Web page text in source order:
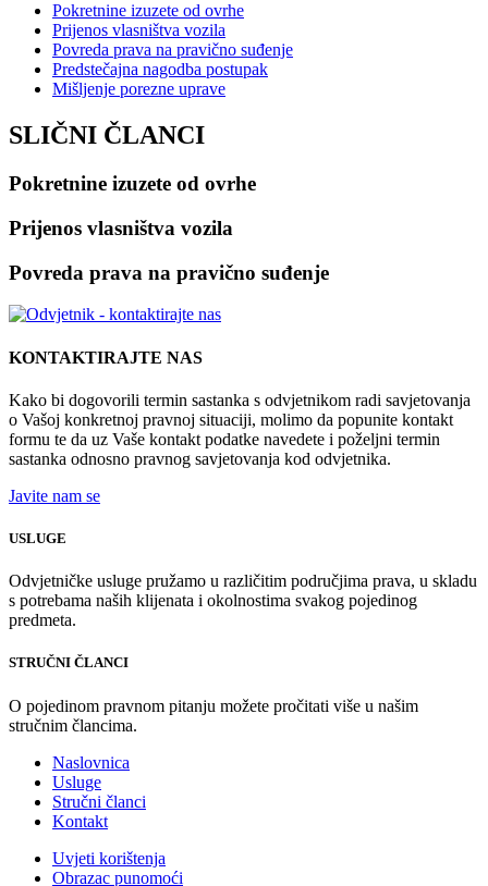
Pokretnine izuzete od ovrhe
Prijenos vlasništva vozila
Povreda prava na pravično suđenje
Predstečajna nagodba postupak
Mišljenje porezne uprave
SLIČNI ČLANCI
Pokretnine izuzete od ovrhe
Prijenos vlasništva vozila
Povreda prava na pravično suđenje
KONTAKTIRAJTE NAS
Kako bi dogovorili termin sastanka s odvjetnikom radi savjetovanja
o Vašoj konkretnoj pravnoj situaciji, molimo da popunite kontakt
formu te da uz Vaše kontakt podatke navedete i poželjni termin
sastanka odnosno pravnog savjetovanja kod odvjetnika.
Javite nam se
USLUGE
Odvjetničke usluge pružamo u različitim područjima prava, u skladu
s potrebama naših klijenata i okolnostima svakog pojedinog
predmeta.
STRUČNI ČLANCI
O pojedinom pravnom pitanju možete pročitati više u našim
stručnim člancima.
Naslovnica
Usluge
Stručni članci
Kontakt
Uvjeti korištenja
Obrazac punomoći